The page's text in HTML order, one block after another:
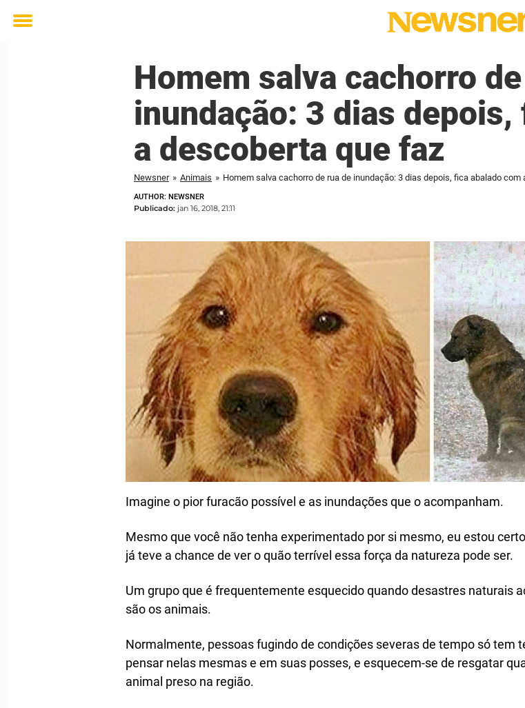
Toggle
Homem salva cachorro
inundação: 3 dias
a descoberta que faz
Newsner » Animais » Homem salva cachorro de rua de inundação: 3 dias depois, fica abalado com
AUTHOR: NEWSNER
Publicado: jan 16, 2018, 21:11
Imagine o pior furacão possível e as inundações que o acompanham.
Mesmo que você não tenha experimentado por si mesmo, eu estou
já teve a chance de ver o quão terrível essa força da natureza pode ser.
Um grupo que é frequentemente esquecido quando desastres naturais
são os animais.
Normalmente, pessoas fugindo de condições severas de tempo só tem
pensar nelas mesmas e em suas posses, e esquecem-se de resgatar
animal preso na região.